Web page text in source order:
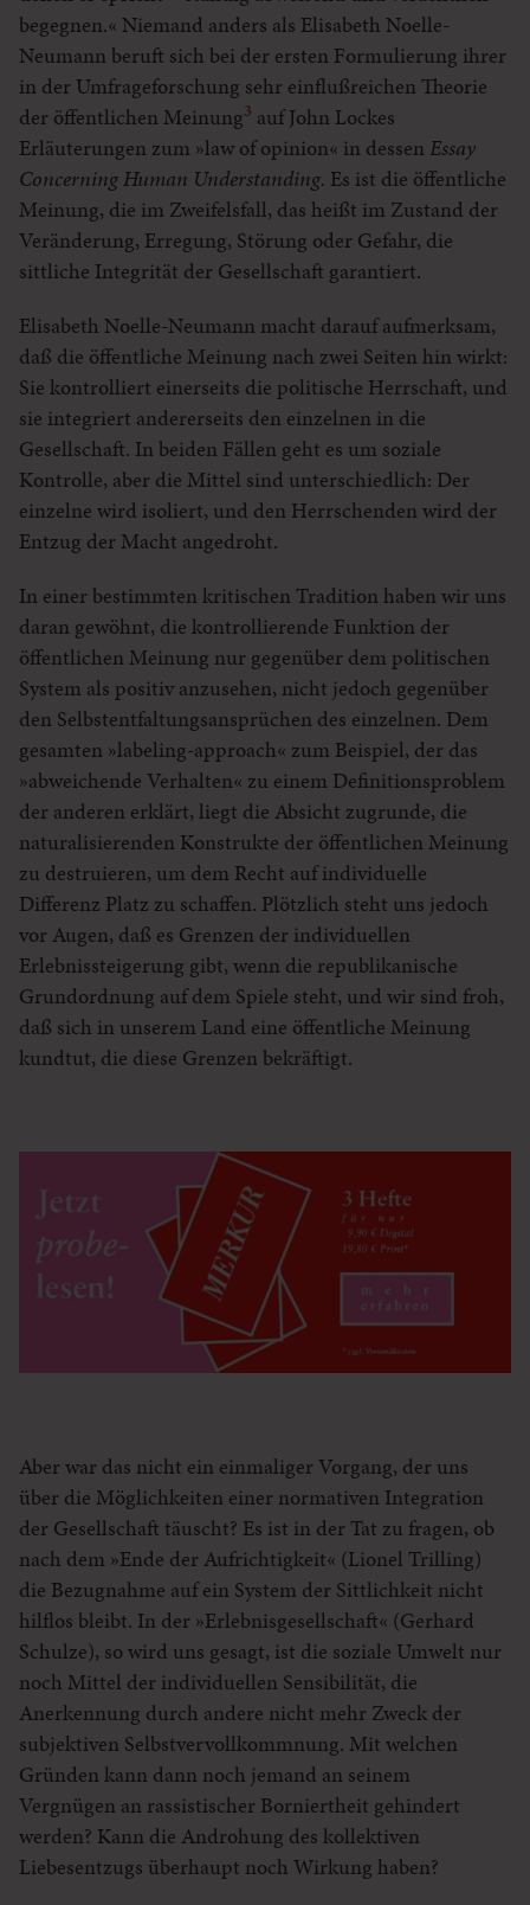
begegnen.« Niemand anders als Elisabeth Noelle-
Neumann beruft sich bei der ersten Formulierung ihrer
in der Umfrageforschung sehr einflußreichen Theorie
der öffentlichen Meinung3 auf John Lockes
Erläuterungen zum »law of opinion« in dessen Essay
Concerning Human Understanding. Es ist die öffentliche
Meinung, die im Zweifelsfall, das heißt im Zustand der
Veränderung, Erregung, Störung oder Gefahr, die
sittliche Integrität der Gesellschaft garantiert.
Elisabeth Noelle-Neumann macht darauf aufmerksam,
daß die öffentliche Meinung nach zwei Seiten hin wirkt:
Sie kontrolliert einerseits die politische Herrschaft, und
sie integriert andererseits den einzelnen in die
Gesellschaft. In beiden Fällen geht es um soziale
Kontrolle, aber die Mittel sind unterschiedlich: Der
einzelne wird isoliert, und den Herrschenden wird der
Entzug der Macht angedroht.
In einer bestimmten kritischen Tradition haben wir uns
daran gewöhnt, die kontrollierende Funktion der
öffentlichen Meinung nur gegenüber dem politischen
System als positiv anzusehen, nicht jedoch gegenüber
den Selbstentfaltungsansprüchen des einzelnen. Dem
gesamten »labeling-approach« zum Beispiel, der das
»abweichende Verhalten« zu einem Definitionsproblem
der anderen erklärt, liegt die Absicht zugrunde, die
naturalisierenden Konstrukte der öffentlichen Meinung
zu destruieren, um dem Recht auf individuelle
Differenz Platz zu schaffen. Plötzlich steht uns jedoch
vor Augen, daß es Grenzen der individuellen
Erlebnissteigerung gibt, wenn die republikanische
Grundordnung auf dem Spiele steht, und wir sind froh,
daß sich in unserem Land eine öffentliche Meinung
kundtut, die diese Grenzen bekräftigt.
Aber war das nicht ein einmaliger Vorgang, der uns
über die Möglichkeiten einer normativen Integration
der Gesellschaft täuscht? Es ist in der Tat zu fragen, ob
nach dem »Ende der Aufrichtigkeit« (Lionel Trilling)
die Bezugnahme auf ein System der Sittlichkeit nicht
hilflos bleibt. In der »Erlebnisgesellschaft« (Gerhard
Schulze), so wird uns gesagt, ist die soziale Umwelt nur
noch Mittel der individuellen Sensibilität, die
Anerkennung durch andere nicht mehr Zweck der
subjektiven Selbstvervollkommnung. Mit welchen
Gründen kann dann noch jemand an seinem
Vergnügen an rassistischer Borniertheit gehindert
werden? Kann die Androhung des kollektiven
Liebesentzugs überhaupt noch Wirkung haben?